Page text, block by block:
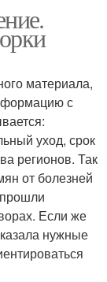
материала,
с
уход, срок
регионов. Так
от болезней
Если же
нужные